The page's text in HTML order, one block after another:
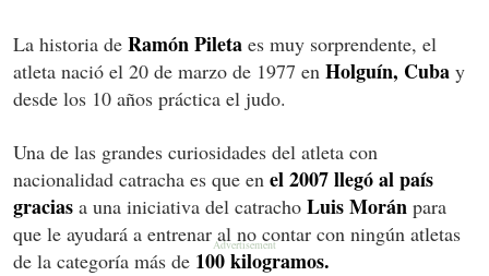
La historia de Ramón Pileta es muy sorprendente, el
atleta nació el 20 de marzo de 1977 en Holguín, Cuba y
desde los 10 años práctica el judo.
Una de las grandes curiosidades del atleta con
nacionalidad catracha es que en el 2007 llegó al país
gracias a una iniciativa del catracho Luis Morán para
que le ayudará a entrenar al no contar con ningún atletas
de la categoría más de 100 kilogramos.